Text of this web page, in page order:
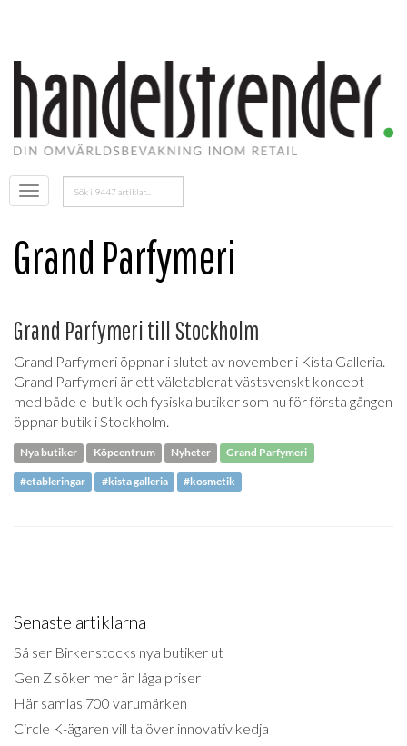
Öppna
menyn
Sök
efter:
Grand Parfymeri
Grand Parfymeri till Stockholm
Grand Parfymeri öppnar i slutet av november i Kista Galleria.
Grand Parfymeri är ett väletablerat västsvenskt koncept
med både e-butik och fysiska butiker som nu för första gången
öppnar butik i Stockholm.
Nya butiker Köpcentrum Nyheter Grand Parfymeri
#etableringar #kista galleria #kosmetik
Senaste artiklarna
Så ser Birkenstocks nya butiker ut
Gen Z söker mer än låga priser
Här samlas 700 varumärken
Circle K-ägaren vill ta över innovativ kedja